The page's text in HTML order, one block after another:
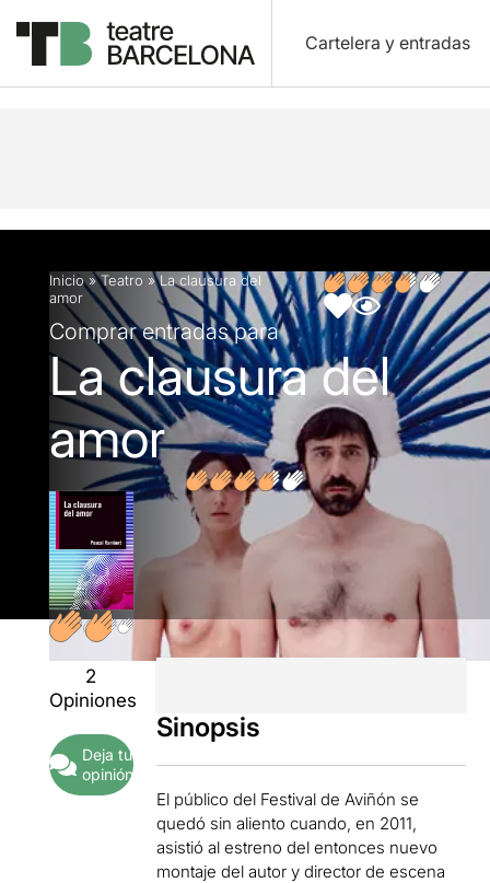
Cartelera y entradas
Descripción Ficha artística Opiniones
Inicio»Teatro »La clausura del
amor
Comprar entradas para
La clausura del
amor
2
Opiniones
Deja tu
opinión
Sinopsis
El público del Festival de Aviñón se
quedó sin aliento cuando, en 2011,
asistió al estreno del entonces nuevo
montaje del autor y director de escena